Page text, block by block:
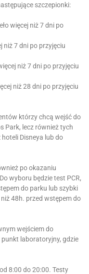
szczepionki:
więcej niż 7 dni po
niż 7 dni po przyjęciu
niż 7 dni po przyjęciu
niż 28 dni po przyjęciu
którzy chcą wejść do
Park, lecz również tych
Disneya lub do
po okazaniu
wyboru będzie test PCR,
do parku lub szybki
48h. przed wstępem do
wejściem do
laboratoryjny, gdzie
8:00 do 20:00. Testy